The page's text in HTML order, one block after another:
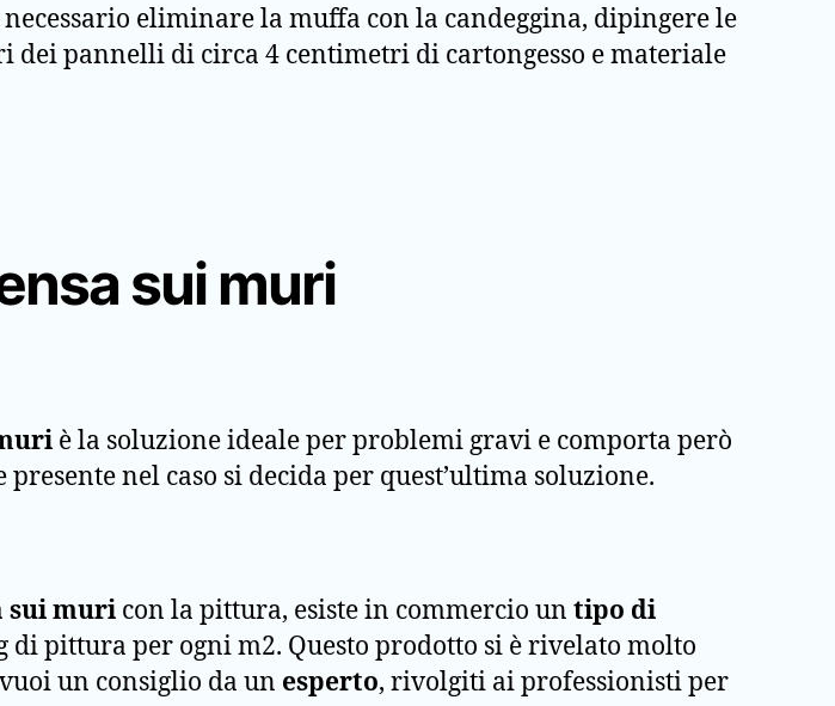
eliminare la muffa con la candeggina, dipingere le
pannelli di circa 4 centimetri di cartongesso e materiale
sui muri
è la soluzione ideale per problemi gravi e comporta però
nel caso si decida per quest’ultima soluzione.
sui muri con la pittura, esiste in commercio un tipo di
pittura per ogni m2. Questo prodotto si è rivelato molto
un consiglio da un esperto, rivolgiti ai professionisti per